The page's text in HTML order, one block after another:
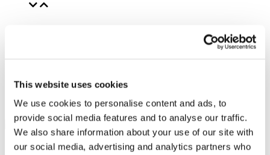
This website uses cookies
We use cookies to personalise content and ads, to
provide social media features and to analyse our traffic.
We also share information about your use of our site with
our social media, advertising and analytics partners who